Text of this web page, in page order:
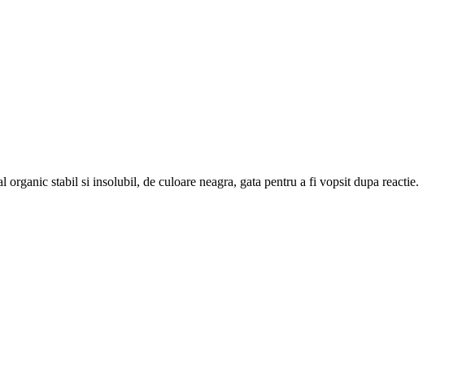
stabil si insolubil, de culoare neagra, gata pentru a fi vopsit dupa reactie.